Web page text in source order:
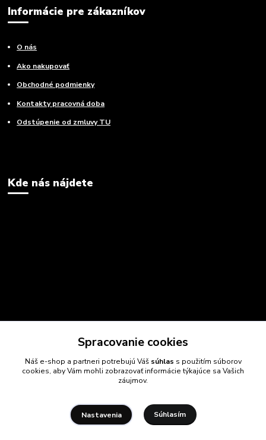
Informácie pre zákazníkov
O nás
Ako nakupovať
Obchodné podmienky
Kontakty pracovná doba
Odstúpenie od zmluvy TU
Kde nás nájdete
Spracovanie cookies
Náš e-shop a partneri potrebujú Váš súhlas s použitím súborov
cookies, aby Vám mohli zobrazovať informácie týkajúce sa Vašich
záujmov.
Nastavenia Súhlasím